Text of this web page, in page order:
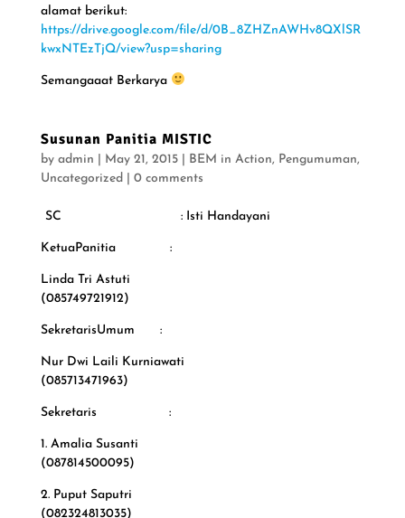
alamat berikut:
https://drive.google.com/file/d/0B_8ZHZnAWHv8QXlSR
kwxNTEzTjQ/view?usp=sharing
Semangaaat Berkarya
Susunan Panitia MISTIC
by admin May 21, 2015| BEM in Action, Pengumuman,
Uncategorized| 0 comments
SC : Isti Handayani
KetuaPanitia :
Linda Tri Astuti
(085749721912)
SekretarisUmum :
Nur Dwi Laili Kurniawati
(085713471963)
Sekretaris :
1. Amalia Susanti
(087814500095)
2. Puput Saputri
(082324813035)